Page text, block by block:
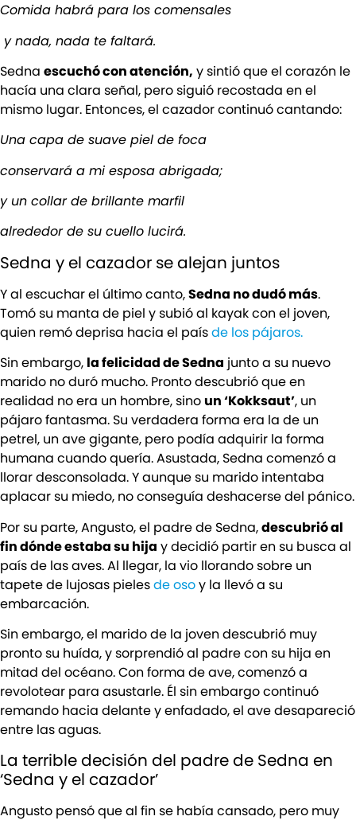
Comida habrá para los comensales
y nada, nada te faltará.
Sedna escuchó con atención, y sintió que el corazón le
hacía una clara señal, pero siguió recostada en el
mismo lugar. Entonces, el cazador continuó cantando:
Una capa de suave piel de foca
conservará a mi esposa abrigada;
y un collar de brillante marfil
alrededor de su cuello lucirá.
Sedna y el cazador se alejan juntos
Y al escuchar el último canto,Sedna no dudó más.
Tomó su manta de piel y subió al kayak con el joven,
quien remó deprisa hacia el paísde los pájaros.
Sin embargo, la felicidad de Sedna junto a su nuevo
marido no duró mucho. Pronto descubrió que en
realidad no era un hombre, sinoun ‘Kokksaut’, un
pájaro fantasma. Su verdadera forma era la de un
petrel, un ave gigante, pero podía adquirir la forma
humana cuando quería. Asustada, Sedna comenzó a
llorar desconsolada. Y aunque su marido intentaba
aplacar su miedo, no conseguía deshacerse del pánico.
Por su parte, Angusto, el padre de Sedna,descubrió al
fin dónde estaba su hija y decidió partir en su busca al
país de las aves. Al llegar, la vio llorando sobre un
tapete de lujosas pielesde osoy la llevó a su
embarcación.
Sin embargo, el marido de la joven descubrió muy
pronto su huída, y sorprendió al padre con su hija en
mitad del océano. Con forma de ave, comenzó a
revolotear para asustarle. Él sin embargo continuó
remando hacia delante y enfadado, el ave desapareció
entre las aguas.
La terrible decisión del padre de Sedna en
‘Sedna y el cazador’
Angusto pensó que al fin se había cansado, pero muy